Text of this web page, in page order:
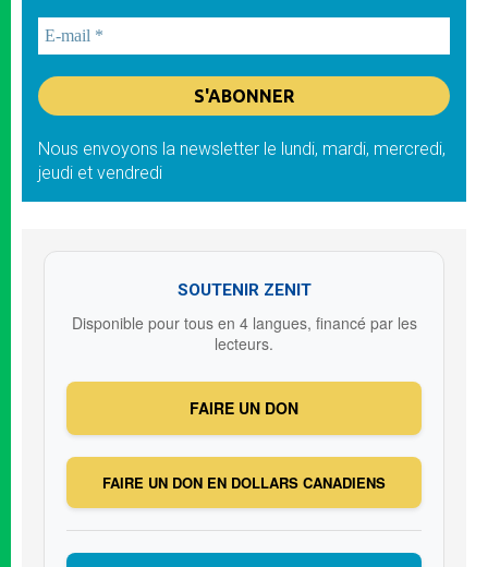
Nous envoyons la newsletter le lundi, mardi, mercredi,
jeudi et vendredi
SOUTENIR ZENIT
Disponible pour tous en 4 langues, financé par les
lecteurs.
FAIRE UN DON
FAIRE UN DON EN DOLLARS CANADIENS